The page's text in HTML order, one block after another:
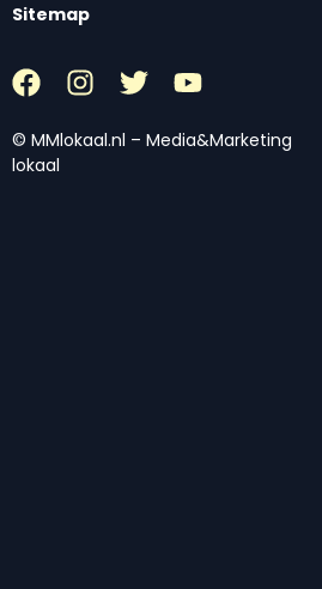
Sitemap
© MMlokaal.nl – Media&Marketing
lokaal